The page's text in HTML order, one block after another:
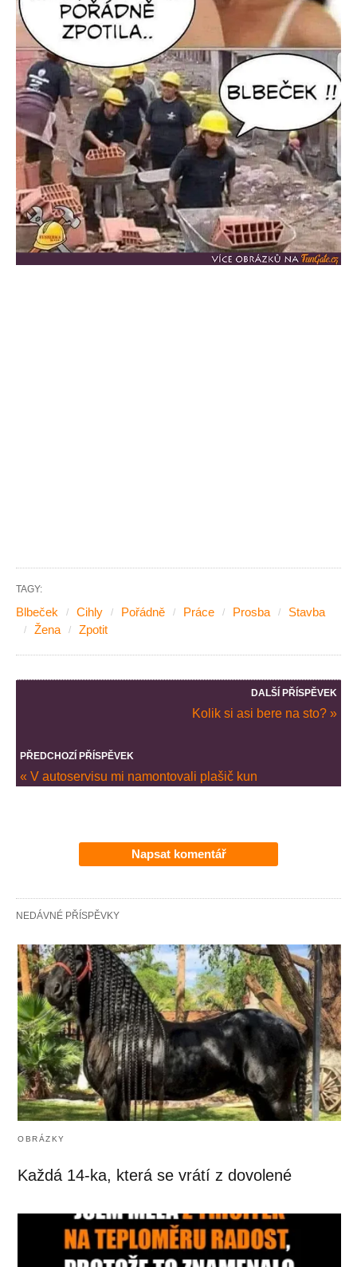
TAGY:
Blbeček Cihly Pořádně Práce Prosba
Stavba
Žena
Zpotit
DALŠÍ PŘÍSPĚVEK
Kolik si asi bere na sto? »
PŘEDCHOZÍ PŘÍSPĚVEK
« V autoservisu mi namontovali plašič kun
Napsat komentář
NEDÁVNÉ PŘÍSPĚVKY
OBRÁZKY
Každá 14-ka, která se vrátí z dovolené